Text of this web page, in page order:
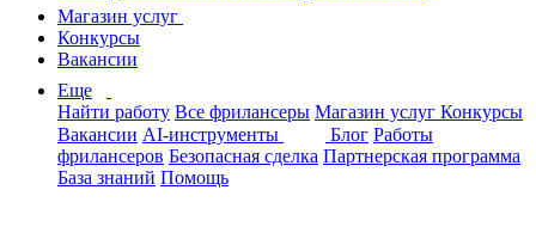
Магазин услуг
Конкурсы
Вакансии
Еще
Найти работу Все фрилансеры Магазин услуг Конкурсы
Вакансии AI-инструменты Блог Работы
фрилансеров Безопасная сделка Партнерская программа
База знаний Помощь